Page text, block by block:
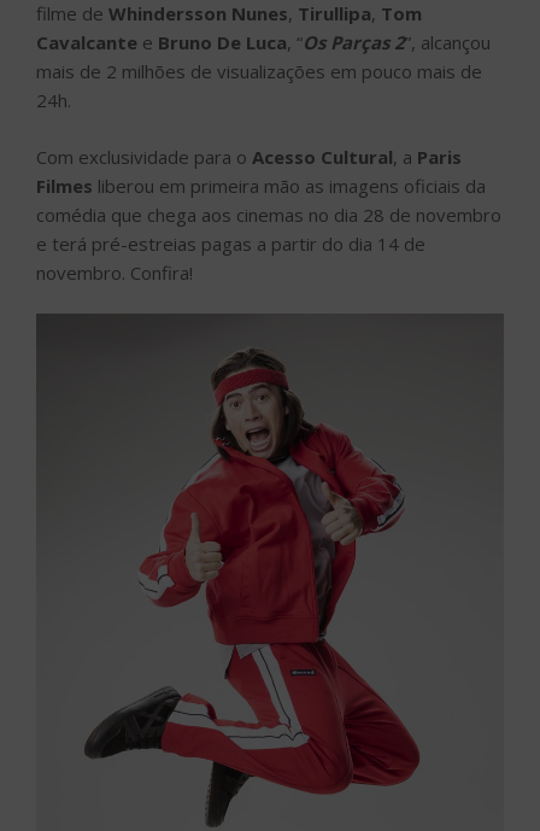
filme de Whindersson Nunes, Tirullipa, Tom
Cavalcante e Bruno De Luca, “Os Parças 2”, alcançou
mais de 2 milhões de visualizações em pouco mais de
24h.
Com exclusividade para o Acesso Cultural, a Paris
Filmes liberou em primeira mão as imagens oficiais da
comédia que chega aos cinemas no dia 28 de novembro
e terá pré-estreias pagas a partir do dia 14 de
novembro. Confira!